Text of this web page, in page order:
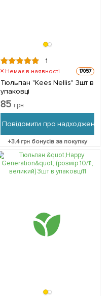
1
Немає в наявності 17057
Тюльпан "Kees Nellis" 3шт в
упаковці
85 грн
Повідомити про надходження
+3.4грн бонусів за покупку